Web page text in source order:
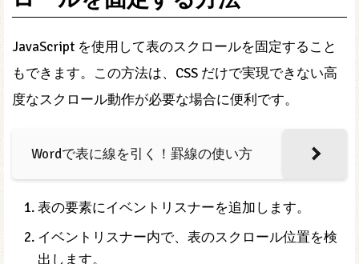
JavaScript を使用して表のスクロールを固定すること
もできます。この方法は、CSS だけで実現できない高
度なスクロール動作が必要な場合に便利です。
️ Wordで表に線を引く！罫線の使い方
表の要素にイベントリスナーを追加します。
イベントリスナー内で、表のスクロール位置を検
出します。